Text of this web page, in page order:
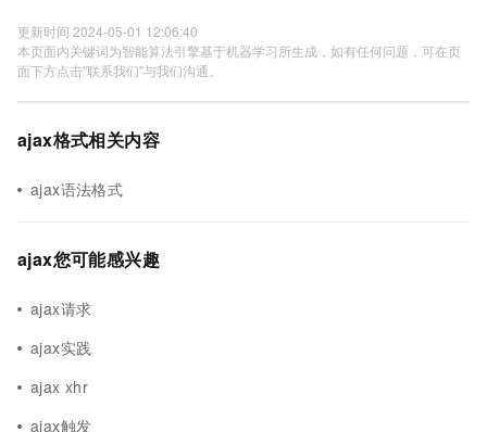
更新时间 2024-05-01 12:06:40
本页面内关键词为智能算法引擎基于机器学习所生成，如有任何问题，可在页
面下方点击"联系我们"与我们沟通。
ajax格式相关内容
ajax语法格式
ajax您可能感兴趣
ajax请求
ajax实践
ajax xhr
ajax触发